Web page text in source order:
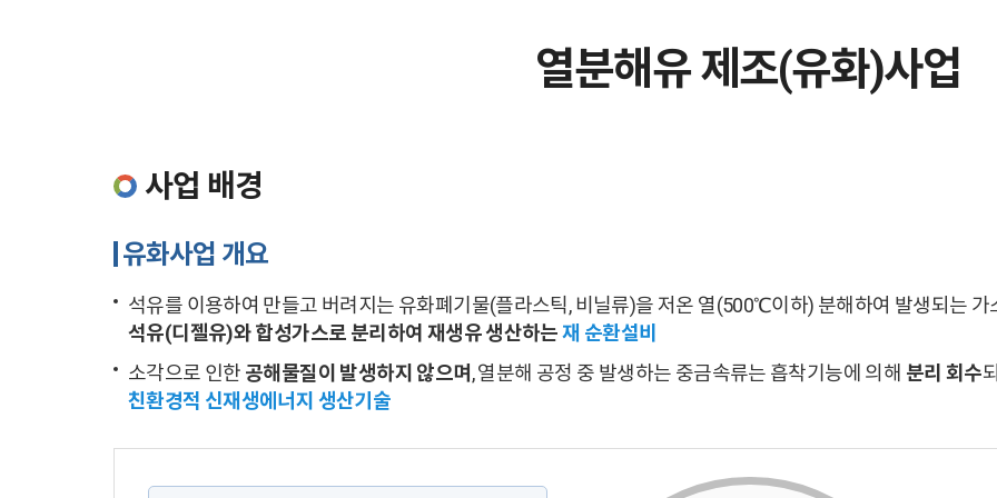
열분해유 제조(유화)사업
사업 배경
유화사업 개요
석유를 이용하여 만들고 버려지는 유화폐기물(플라스틱, 비닐류)을 저온 열(500℃이하) 분해하여 발생되는
석유(디젤유)와 합성가스로 분리하여 재생유 생산하는재 순환설비
소각으로 인한 공해물질이 발생하지 않으며 , 열분해 공정 중 발생하는 중금속류는 흡착기능에 의해 분리 회수
친환경적 신재생에너지 생산기술